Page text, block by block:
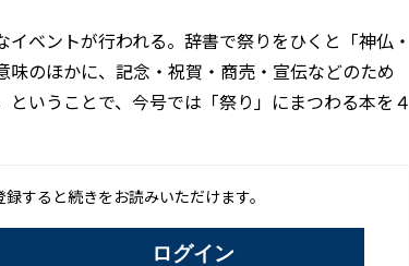
ベントが行われる。辞書で祭りをひくと「神仏・
のほかに、記念・祝賀・商売・宣伝などのため
いうことで、今号では「祭り」にまつわる本を４
すると続きをお読みいただけます。
ログイン